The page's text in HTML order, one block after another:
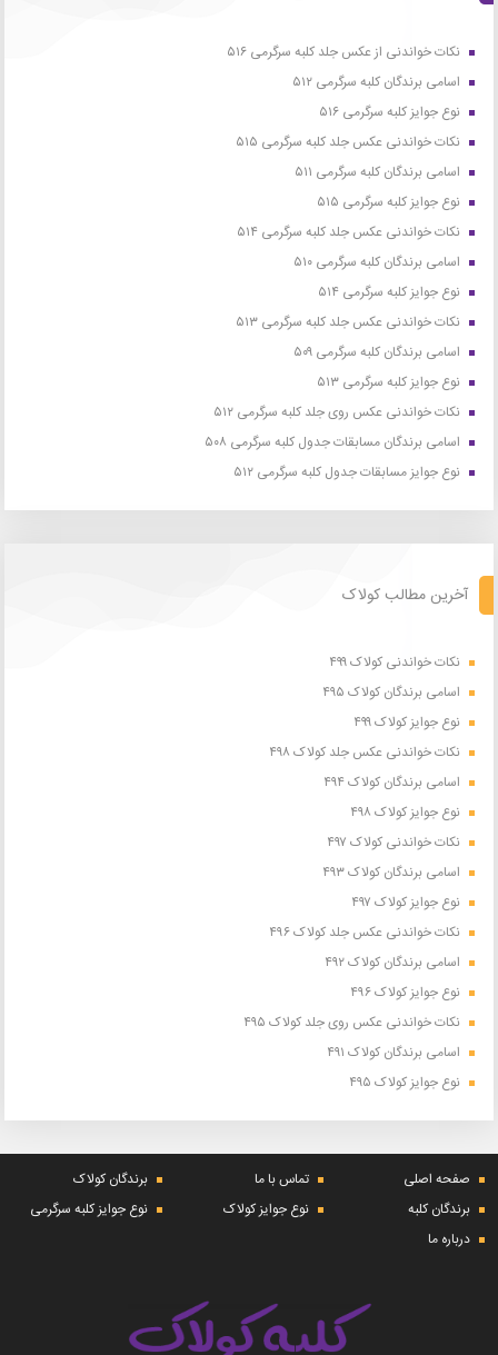
نکات خواندنی از عکس جلد کلبه سرگرمی ۵۱۶
اسامی برندگان کلبه سرگرمی ۵۱۲
نوع جوایز کلبه سرگرمی ۵۱۶
نکات خواندنی عکس جلد کلبه سرگرمی ۵۱۵
اسامی برندگان کلبه سرگرمی ۵۱۱
نوع جوایز کلبه سرگرمی ۵۱۵
نکات خواندنی عکس جلد کلبه سرگرمی ۵۱۴
اسامی برندگان کلبه سرگرمی ۵۱۰
نوع جوایز کلبه سرگرمی ۵۱۴
نکات خواندنی عکس جلد کلبه سرگرمی ۵۱۳
اسامی برندگان کلبه سرگرمی ۵۰۹
نوع جوایز کلبه سرگرمی ۵۱۳
نکات خواندنی عکس روی جلد کلبه سرگرمی ۵۱۲
اسامی برندگان مسابقات جدول کلبه سرگرمی ۵۰۸
نوع جوایز مسابقات جدول کلبه سرگرمی ۵۱۲
آخرین مطالب کولاک
نکات خواندنی کولاک ۴۹۹
اسامی برندگان کولاک ۴۹۵
نوع جوایز کولاک ۴۹۹
نکات خواندنی عکس جلد کولاک ۴۹۸
اسامی برندگان کولاک ۴۹۴
نوع جوایز کولاک ۴۹۸
نکات خواندنی کولاک ۴۹۷
اسامی برندگان کولاک ۴۹۳
نوع جوایز کولاک ۴۹۷
نکات خواندنی عکس جلد کولاک ۴۹۶
اسامی برندگان کولاک ۴۹۲
نوع جوایز کولاک ۴۹۶
نکات خواندنی عکس روی جلد کولاک ۴۹۵
اسامی برندگان کولاک ۴۹۱
نوع جوایز کولاک ۴۹۵
صفحه اصلی تماس با ما
برندگان کولاک
برندگان کلبه
نوع جوایز کولاک
نوع جوایز کلبه سرگرمی
درباره ما